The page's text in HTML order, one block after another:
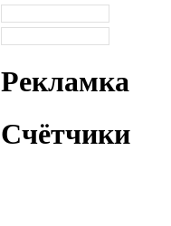
Рекламка
Счётчики